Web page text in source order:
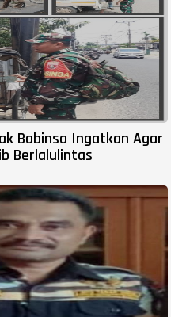
Babinsa Ingatkan Agar
Berlalulintas